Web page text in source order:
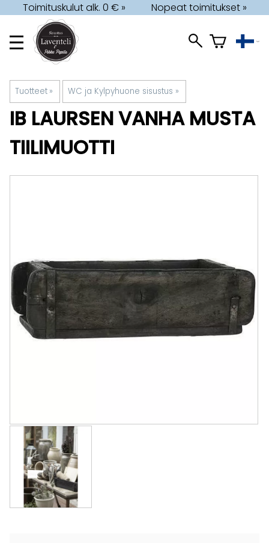
Toimituskulut alk. 0 € » Nopeat toimitukset »
Tuotteet ‪» WC ja Kylpyhuone sisustus ‪»
IB LAURSENVANHA MUSTA
TIILIMUOTTI